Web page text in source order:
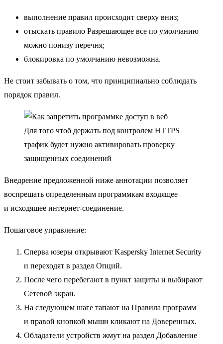
выполнение правил происходит сверху вниз;
отыскать правило Разрешающее все по умолчанию
можно понизу перечня;
блокировка по умолчанию невозможна.
Не стоит забывать о том, что принципиально соблюдать
порядок правил.
Для того чтоб держать под контролем HTTPS
трафик будет нужно активировать проверку
защищенных соединений
Внедрение предложенной ниже аннотации позволяет
воспрещать определенным программкам входящее
и исходящее интернет-соединение.
Пошаговое управление:
Сперва юзеры открывают Kaspersky Internet Security
и переходят в раздел Опций.
После чего перебегают в пункт защиты и выбирают
Сетевой экран.
На следующем шаге тапают на Правила программ
и правой кнопкой мыши кликают на Доверенных.
Обладатели устройств жмут на раздел Добавление